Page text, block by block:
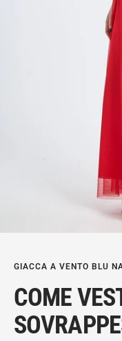
GIACCA A VENTO BLU
COME